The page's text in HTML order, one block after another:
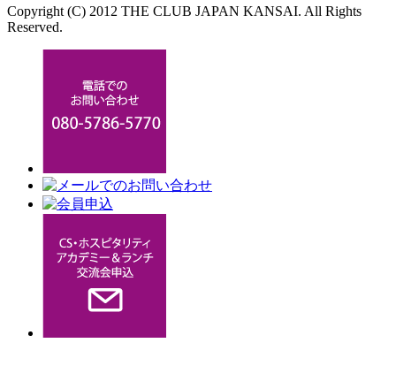
Copyright (C) 2012 THE CLUB JAPAN KANSAI. All Rights
Reserved.